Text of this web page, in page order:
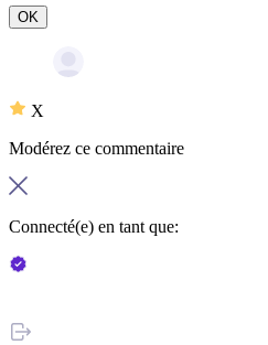
OK
X
Modérez ce commentaire
Connecté(e) en tant que: